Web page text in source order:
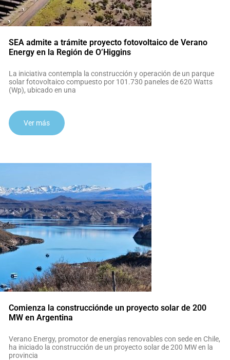
SEA admite a trámite proyecto fotovoltaico de Verano
Energy en la Región de O’Higgins
La iniciativa contempla la construcción y operación de un parque
solar fotovoltaico compuesto por 101.730 paneles de 620 Watts
(Wp), ubicado en una
Ver más
Comienza la construcciónde un proyecto solar de 200
MW en Argentina
Verano Energy, promotor de energías renovables con sede en Chile,
ha iniciado la construcción de un proyecto solar de 200 MW en la
provincia